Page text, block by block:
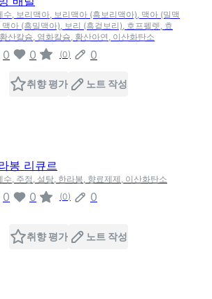
수, 보리맥아, 보리맥아 (흑보리맥아), 맥아 (밀맥
맥아 (흑밀맥아), 보리 (흑겉보리), 호프펠렛, 효
산칼슘, 염화칼슘, 황산아연, 이산화탄소
0 0 (0) 0
취향 평가 노트 작성
봉 리큐르
수, 주정, 설탕, 한라봉, 향료제제, 이산화탄소
0 0 (0) 0
취향 평가 노트 작성